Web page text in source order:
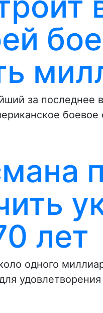
за последнее
лет
одного